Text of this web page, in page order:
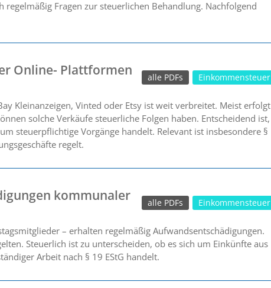
Fragen zur steuerlichen Behandlung. Nachfolgend
Online- Plattformen
Einkommensteuer
alle PDFs
Kleinanzeigen, Vinted oder Etsy ist weit verbreitet. Meist erfolgt
solche Verkäufe steuerliche Folgen haben. Entscheidend ist,
steuerpflichtige Vorgänge handelt. Relevant ist insbesondere §
regelt.
kommunaler
Einkommensteuer
alle PDFs
– erhalten regelmäßig Aufwandsentschädigungen.
Steuerlich ist zu unterscheiden, ob es sich um Einkünfte aus
Arbeit nach § 19 EStG handelt.